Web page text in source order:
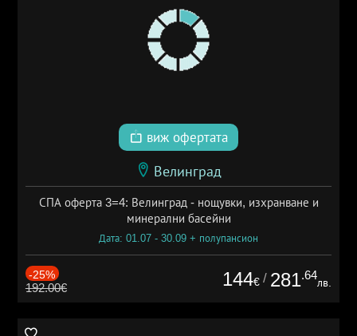
виж офертата
Велинград
СПА оферта 3=4: Велинград - нощувки, изхранване и
минерални басейни
Дата: 01.07 - 30.09 + полупансион
-25%
192.00€ 144€ / 281.64
лв.